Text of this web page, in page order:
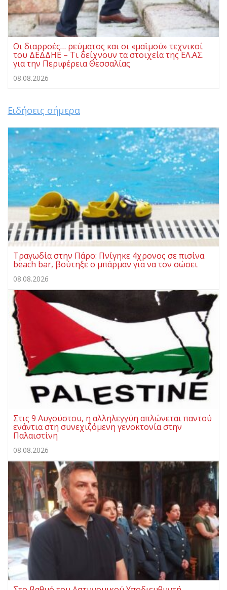
Οι διαρροές… ρεύματος και οι «μαϊμού» τεχνικοί
του ΔΕΔΔΗΕ – Τι δείχνουν τα στοιχεία της ΕΛ.ΑΣ.
για την Περιφέρεια Θεσσαλίας
08.08.2026
Ειδήσεις σήμερα
Τραγωδία στην Πάρο: Πνίγηκε 4χρονος σε πισίνα
beach bar, βούτηξε ο μπάρμαν για να τον σώσει
08.08.2026
Στις 9 Αυγούστου, η αλληλεγγύη απλώνεται παντού
ενάντια στη συνεχιζόμενη γενοκτονία στην
Παλαιστίνη
08.08.2026